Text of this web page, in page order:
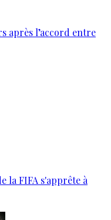
après l’accord entre
la FIFA s'apprête à